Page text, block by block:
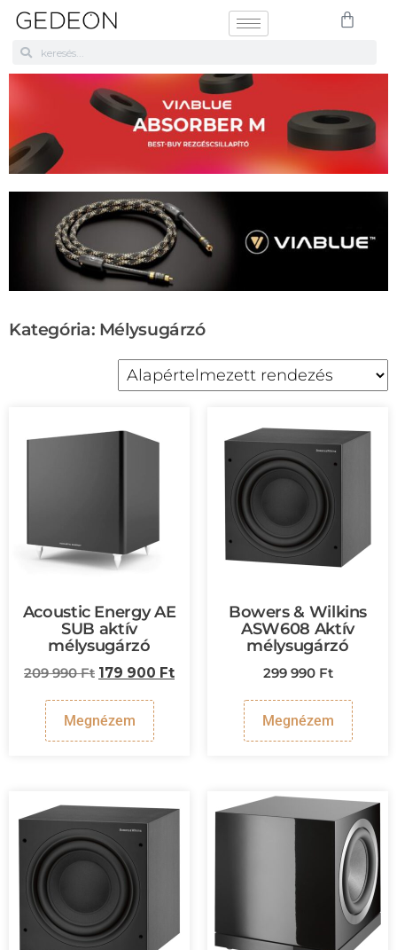
Kategória: Mélysugárzó
Acoustic Energy AE
SUB aktív
mélysugárzó
209 990Ft 179 900 Ft
Megnézem
Bowers & Wilkins
ASW608 Aktív
mélysugárzó
299 990 Ft
Megnézem